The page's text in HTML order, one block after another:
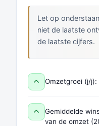
Let op
niet de laatste
de laatste cijfers.
Omzetgroei (j/j):
Gemiddelde
van de omzet